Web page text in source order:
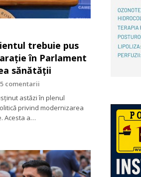
trebuie pus
în Parlament
sănătății
5 comentarii
astăzi în plenul
privind modernizarea
Acesta a…